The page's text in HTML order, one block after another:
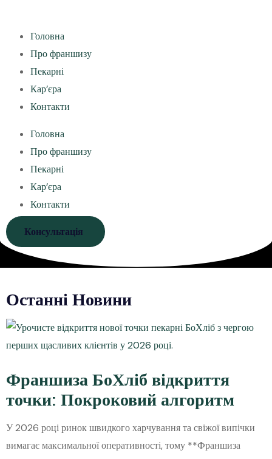
Головна
Про франшизу
Пекарні
Кар’єра
Контакти
Головна
Про франшизу
Пекарні
Кар’єра
Контакти
Консультація
Останні Новини
Франшиза БоХліб відкриття
точки: Покроковий алгоритм
У 2026 році ринок швидкого харчування та свіжої випічки
вимагає максимальної оперативності, тому **Франшиза